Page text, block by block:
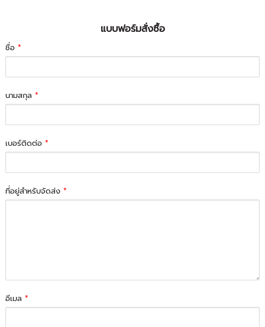
แบบฟอร์มสั่งซื้อ
ชื่อ*
นามสกุล*
เบอร์ติดต่อ*
ที่อยู่สำหรับจัดส่ง*
อีเมล*